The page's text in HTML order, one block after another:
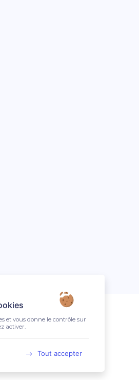
et vous donne le contrôle sur
activer.
Tout accepter